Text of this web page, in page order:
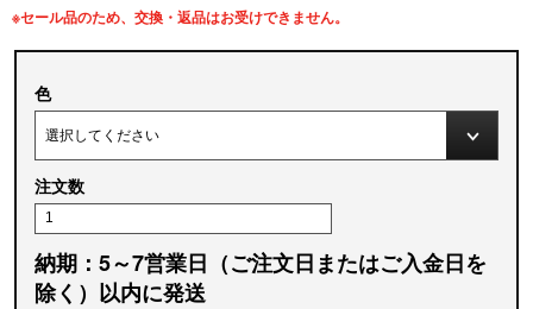
※セール品のため、交換・返品はお受けできません。
色
注文数
納期：5～7営業日（ご注文日またはご入金日を
除く）以内に発送